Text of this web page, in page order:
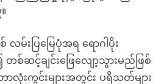
လမ်းပြမြေပုံအရ ရောဂါပိုး
စ်ဆင့်ချင်းဖြေလျော့သွားမည်ဖြစ်
လုံးကွင်းများအတွင်း ပရိသတ်များ